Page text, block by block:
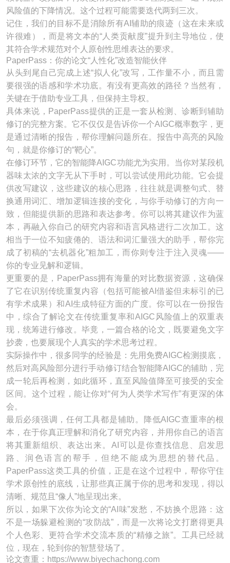
风险值的下降情况。这个过程可能需要迭代两到三次。
记住，我们的目标不是消除所有AI辅助的痕迹（这在未来或
许很难），而是将文本的“人类贡献度”提升到主导地位，使
其符合学术规范对个人原创性思维表达的要求。
PaperPass：你的论文“人性化”改造智能伙伴
从头到尾自己完成上述“拟人化”改写，工作量不小，而且需
要很强的语感和学术功底。有没有更高效的路径？当然有，
关键在于借助专业工具，但保持主导权。
具体来说，PaperPass提供的正是一套从检测、诊断到辅助
修订的完整方案。它不仅仅是告诉你一个AIGC概率数字，更
是通过清晰的报告，帮你理解问题所在。报告中高亮的风险
句，就是你修订的“靶心”。
在修订环节，它的智能降AIGC功能尤为实用。当你对某段机
器味太浓的文字无从下手时，可以尝试使用此功能。它会提
供改写建议，这些建议的核心思路，往往就是调整句式、替
换通用词汇、增加逻辑连接的变化，与你手动修订的方向一
致，但能提供新的思路和表达参考。你可以将其建议作为蓝
本，再融入你自己的研究内容和语言风格进行二次加工。这
相当于一位不知疲倦的、语法和词汇量强大的助手，帮你完
成了初稿的“去机器化”粗加工，而你则专注于注入灵魂——
你的专业见解和逻辑。
更重要的是，PaperPass拥有海量的对比数据资源，这确保
了它在识别传统重复内容（包括可能被AI借鉴但未标引的已
有学术成果）和AI生成特征方面的广度。你可以在一份报告
中，综合了解论文在传统重复率和AIGC风险值上的双重表
现，统筹进行修改。毕竟，一篇合格的论文，既要避免文字
抄袭，也要展现个人真实的学术思考过程。
实际操作中，很多同学的经验是：先用免费AIGC检测摸底，
然后对高风险部分进行手动修订结合智能降AIGC的辅助，完
成一轮后再检测，如此循环，直至风险值降至可接受的安全
区间。这个过程，能让你对“何为人类学术写作”有更深的体
会。
最后必须强调，任何工具都是辅助。降低AIGC查重率的根
本，在于你真正理解和消化了研究内容，并用你自己的语言
将其重新组织、表达出来。AI可以是你查找信息、启发思
路、润色语言的帮手，但绝不能成为思想的替代品。
PaperPass这类工具的价值，正是在这个过程中，帮你守住
学术原创性的底线，让那些真正属于你的思考和发现，得以
清晰、规范且“像人”地呈现出来。
所以，如果下次你为论文的“AI味”发愁，不妨换个思路：这
不是一场躲避检测的“攻防战”，而是一次将论文打磨得更具
个人色彩、更符合学术交流本质的“精修之旅”。工具已经就
位，现在，轮到你的智慧登场了。
论文查重：https://www.biyechachong.com